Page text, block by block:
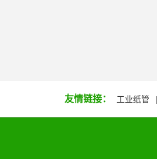
友情链接： 工业纸管